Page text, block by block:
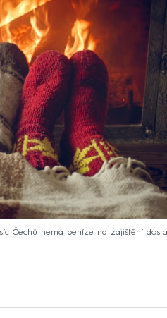
Čechů nemá peníze na zajištění